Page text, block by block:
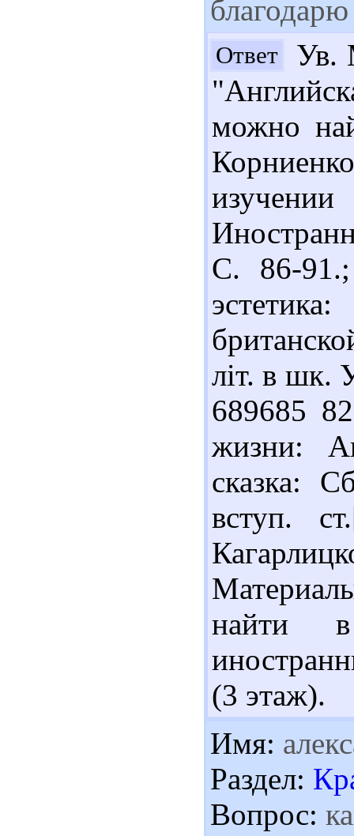
благодарю
Ответ
Ув.
можно
С. 86-
літ. в шк.
689685
жизни:
сказка:
вступ.
найти
(3 этаж).
Имя:
Раздел:
Вопрос: